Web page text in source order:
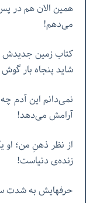
همین الان هم در
می‌دهم!
کتاب زمین جدیدش
شاید پنجاه بار
نمی‌دانم این آدم
آرامش می‌دهد!
از نظر ذهنِ من؛ او
زنده‌ی دنیاست!
حرفهایش به شدت